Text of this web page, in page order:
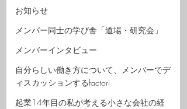
お知らせ
メンバー同士の学び舎「道場・研究会」
メンバーインタビュー
自分らしい働き方について、メンバーでデ
ィスカッションするfactori
起業14年目の私が考える小さな会社の経